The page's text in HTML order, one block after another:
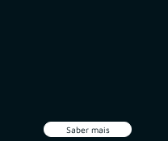
Saber mais